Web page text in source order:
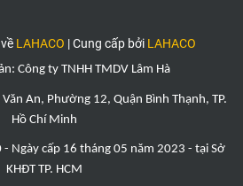
LAHACO |Cung cấp bởi LAHACO
Công ty TNHH TMDV Lâm Hà
An, Phường 12, Quận Bình Thạnh, TP.
Hồ Chí Minh
Ngày cấp 16 tháng 05 năm 2023 - tại Sở
KHĐT TP. HCM